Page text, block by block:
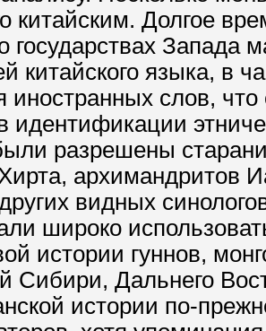
китайским. Долгое
государствах Запада
китайского языка, в
слов,
идентификации
разрешены
архимандритов
видных
широко
истории гуннов,
Дальнего
истории по-